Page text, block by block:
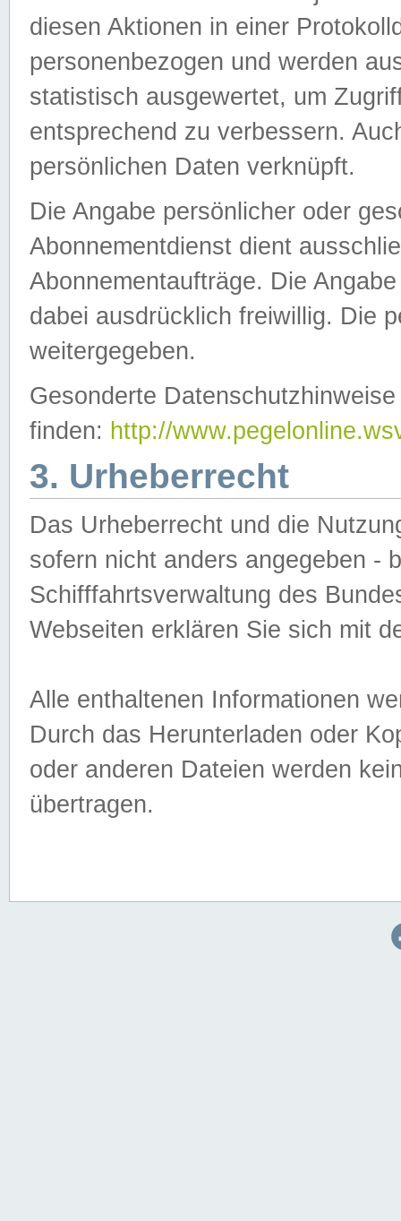
diesen Aktionen in einer
personenbezogen und werden
statistisch ausgewertet, um
entsprechend zu verbessern.
persönlichen Daten verknüpft.
Die Angabe persönlicher oder
Abonnementdienst dient
Abonnementaufträge. Die
dabei ausdrücklich freiwillig. Die
weitergegeben.
Gesonderte
finden: http://
3. Urheberrecht
Das Urheberrecht und die
sofern nicht anders angegeben -
Schifffahrtsverwaltung des
Webseiten erklären Sie sich mit
Alle enthaltenen Informationen
Durch das Herunterladen oder
oder anderen Dateien werden
übertragen.